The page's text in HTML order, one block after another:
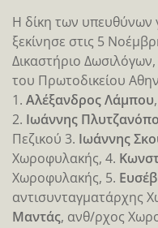
Η δίκη των υπευθύνων
ξεκίνησε στις 5
Δικαστήριο
του Πρωτοδικείου
1. Aλέξανδρος Λάμπου
2. Ιωάννης
Πεζικού 3. Ιωάννης
Χωροφυλακής, 4.
Χωροφυλακής, 5.
αντισυνταγματάρχης
Μαντάς, ανθ/ρχος